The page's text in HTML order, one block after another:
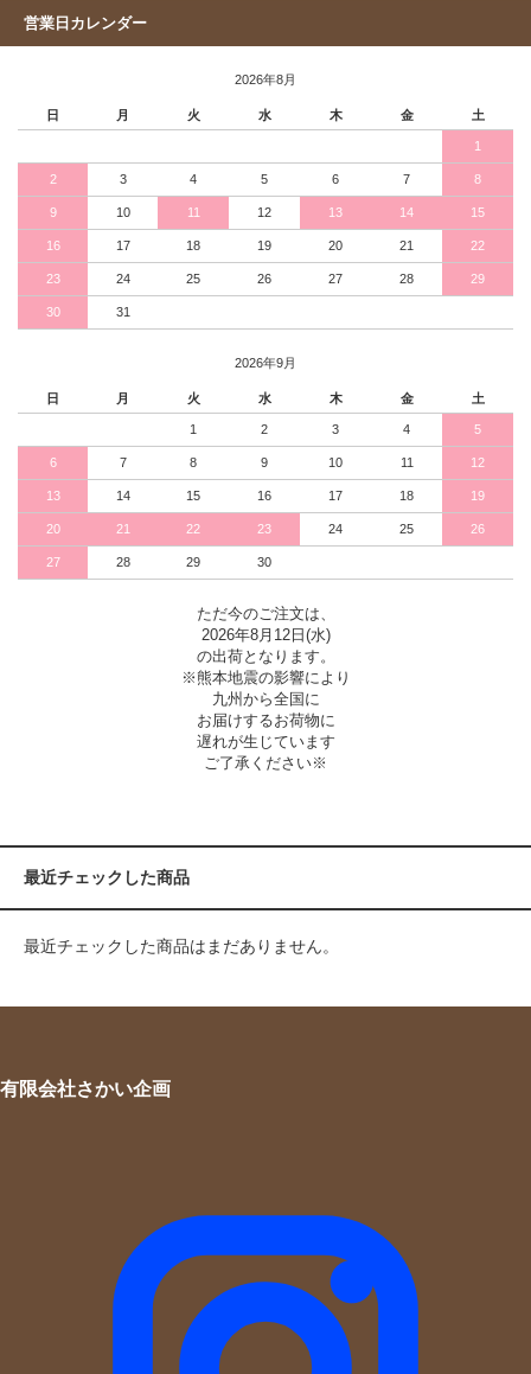
営業日カレンダー
2026年8月
日 月 火 水 木 金 土
1
2 3 4 5 6 7 8
9 10 11 12 13 14 15
16 17 18 19 20 21 22
23 24 25 26 27 28 29
30 31
2026年9月
日 月 火 水 木 金 土
1 2 3 4 5
6 7 8 9 10 11 12
13 14 15 16 17 18 19
20 21 22 23 24 25 26
27 28 29 30
ただ今のご注文は、
2026年8月12日(水)
の出荷となります。
※熊本地震の影響により
九州から全国に
お届けするお荷物に
遅れが生じています
ご了承ください※
最近チェックした商品
最近チェックした商品はまだありません。
有限会社さかい企画